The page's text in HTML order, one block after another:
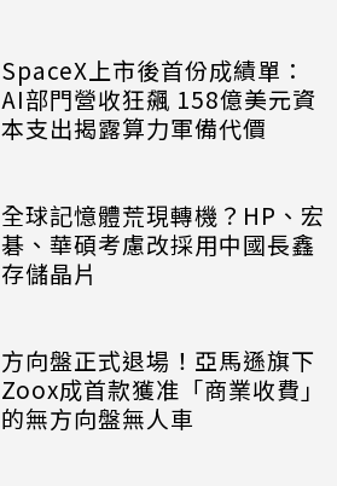
SpaceX上市後首份成績單：
AI部門營收狂飆 158億美元資
本支出揭露算力軍備代價
全球記憶體荒現轉機？HP、宏
碁、華碩考慮改採用中國長鑫
存儲晶片
方向盤正式退場！亞馬遜旗下
Zoox成首款獲准「商業收費」
的無方向盤無人車